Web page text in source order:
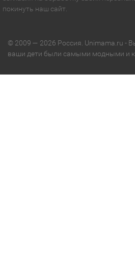
покинуть наш сайт.
© 2009 — 2026 Россия. Unimama.ru -
ваши дети были самыми модными и